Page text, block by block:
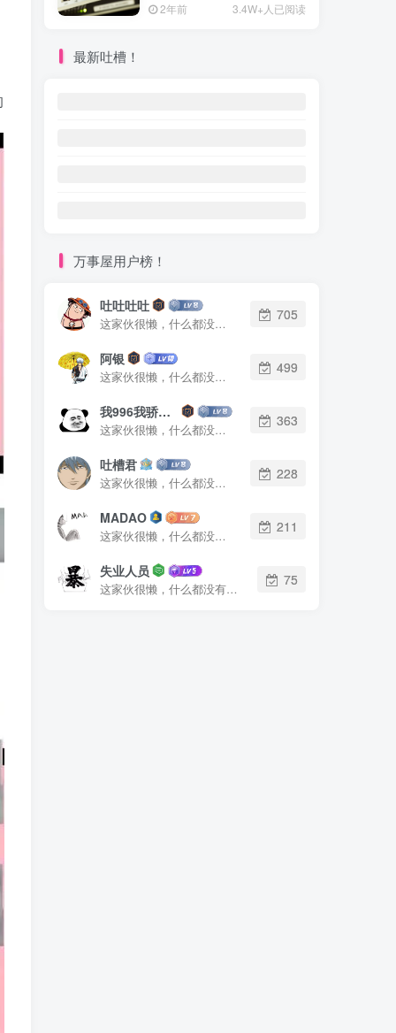
2年前 3.4W+人已阅读
最新吐槽！
万事屋用户榜！
吐吐吐吐
这家伙很懒，什么都没有写...
705
阿银
这家伙很懒，什么都没有写...
499
我996我骄傲了么
这家伙很懒，什么都没有写...
363
吐槽君
这家伙很懒，什么都没有写...
228
MADAO
这家伙很懒，什么都没有写...
211
失业人员
这家伙很懒，什么都没有写...
75